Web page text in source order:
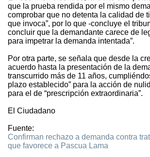
que la prueba rendida por el mismo
comprobar que no detenta la calidad de
que invoca”, por lo que -concluye el
concluir que la demandante carece de
para impetrar la demanda intentada”.
Por otra parte, se señala que desde la
acuerdo hasta la presentación de la
transcurrido más de 11 años,
plazo establecido” para la acción de
para el de “prescripción extraordinaria”.
El Ciudadano
Fuente:
Confirman rechazo a demanda contra
que favorece a Pascua Lama